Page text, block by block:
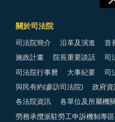
關於司法院
司法院簡介 沿革及演進 首
施政計畫 院長重要談話 司
司法院行事曆 大事紀要 司
與民有約(參訪司法院) 政府資
各法院資訊 各單位及所屬機
勞務承攬派駐勞工申訴機制專區